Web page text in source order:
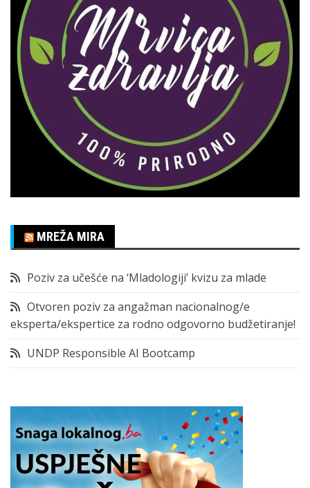
MREŽA MIRA
Poziv za učešće na ‘Mladologiji’ kvizu za mlade
Otvoren poziv za angažman nacionalnog/e
eksperta/ekspertice za rodno odgovorno budžetiranje!
UNDP Responsible AI Bootcamp